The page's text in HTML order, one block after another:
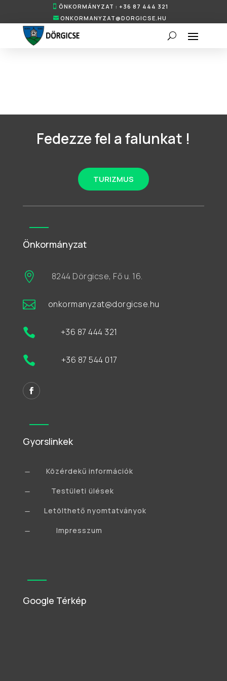
ÖNKORMÁNYZAT : +36 87 444 321
ONKORMANYZAT@DORGICSE.HU
Fedezze fel a falunkat !
TURIZMUS
Önkormányzat
 8244 Dörgicse, Fő u. 16.
 onkormanyzat@dorgicse.hu
 +36 87 444 321
 +36 87 544 017
Gyorslinkek
K Közérdekű információk
K Testületi ülések
K Letölthető nyomtatványok
K Impresszum
Google Térkép